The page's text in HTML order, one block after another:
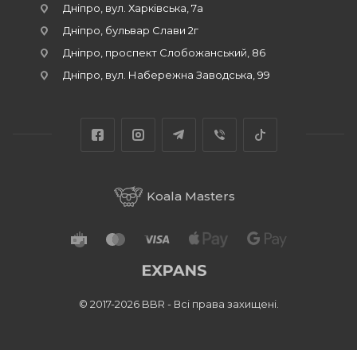
Дніпро, вул. Харківська, 7а
Дніпро, бульвар Слави 2г
Дніпро, проспект Слобожанський, 86
Дніпро, вул. Набережна Заводська, 99
Koala Masters
© 2017-2026 BBR - Всі права захищені.